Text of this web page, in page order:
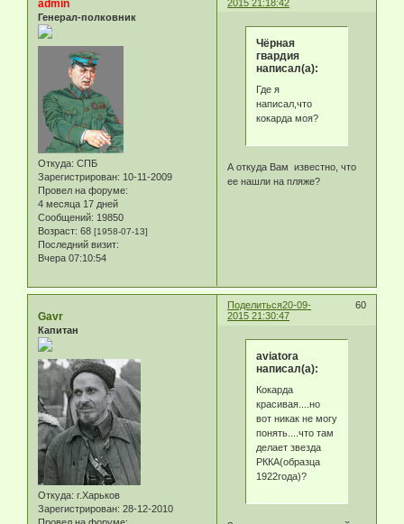
2015 21:18:42
admin
Генерал-полковник
Откуда: СПБ
Зарегистрирован: 10-11-2009
Провел на форуме:
4 месяца 17 дней
Сообщений: 19850
Возраст: 68 [1958-07-13]
Последний визит:
Вчера 07:10:54
Чёрная
гвардия
написал(а):
Где я
написал,что
кокарда моя?
А откуда Вам известно, что
ее нашли на пляже?
Поделиться 60
20-09-
2015 21:30:47
Gavr
Капитан
Откуда: г.Харьков
Зарегистрирован: 28-12-2010
aviatora
написал(а):
Кокарда
красивая....но
вот никак не могу
понять....что там
делает звезда
РККА(образца
1922года)?